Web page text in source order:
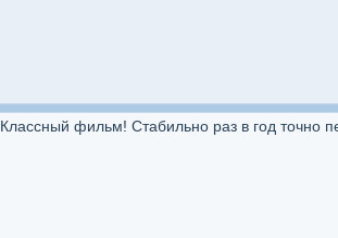
Классный фильм! Стабильно раз в год точно